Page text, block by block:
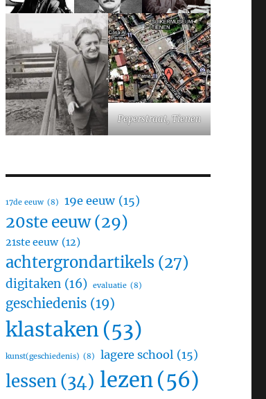
Peperstraat, Tienen
17de eeuw (8) 19e eeuw (15)
20ste eeuw (29)
21ste eeuw (12)
achtergrondartikels (27)
digitaken (16) evaluatie (8)
geschiedenis (19)
klastaken(53)
kunst(geschiedenis) (8) lagere school (15)
lessen(34) lezen(56)